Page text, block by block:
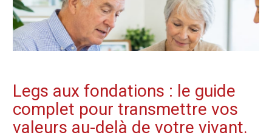
Legs aux fondations : le guide
complet pour transmettre vos
valeurs au-delà de votre vivant.